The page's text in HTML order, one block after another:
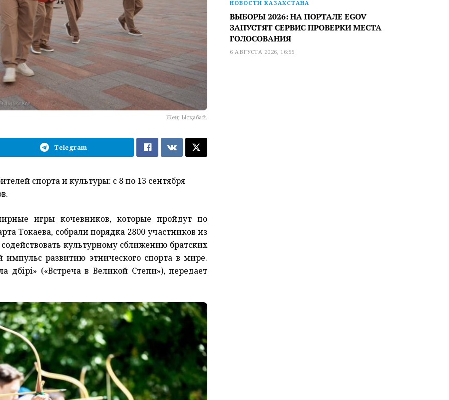
Жеңіс Ысқабай.
Telegram
спорта и культуры: с 8 по 13 сентября
игры кочевников, которые пройдут по
Токаева, собрали порядка 2800 участников из
культурному сближению братских
развитию этнического спорта в мире.
(«Встреча в Великой Степи»), передает
НОВОСТИ КАЗАХСТАНА
ВЫБОРЫ 2026: НА ПОРТАЛЕ EGOV
ЗАПУСТЯТ СЕРВИС ПРОВЕРКИ МЕСТА
ГОЛОСОВАНИЯ
6 АВГУСТА 2026, 16:55